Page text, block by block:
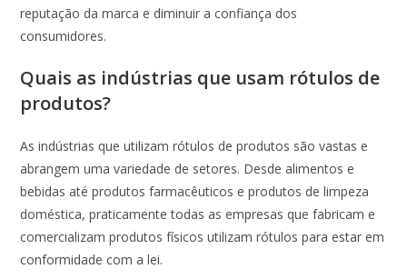
reputação da marca e diminuir a confiança dos
consumidores.
Quais as indústrias que usam rótulos de
produtos?
As indústrias que utilizam rótulos de produtos são vastas e
abrangem uma variedade de setores. Desde alimentos e
bebidas até produtos farmacêuticos e produtos de limpeza
doméstica, praticamente todas as empresas que fabricam e
comercializam produtos físicos utilizam rótulos para estar em
conformidade com a lei.